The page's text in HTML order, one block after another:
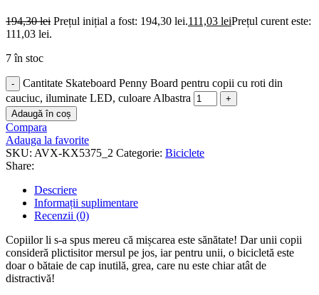
194,30lei Prețul inițial a fost: 194,30 lei.111,03 leiPrețul curent este:
111,03 lei.
7 în stoc
Cantitate Skateboard Penny Board pentru copii cu roti din
cauciuc, iluminate LED, culoare Albastra
Adaugă în coș
Compara
Adauga la favorite
SKU: AVX-KX5375_2 Categorie: Biciclete
Share:
Descriere
Informații suplimentare
Recenzii (0)
Copiilor li s-a spus mereu că mișcarea este sănătate! Dar unii copii
consideră plictisitor mersul pe jos, iar pentru unii, o bicicletă este
doar o bătaie de cap inutilă, grea, care nu este chiar atât de
distractivă!